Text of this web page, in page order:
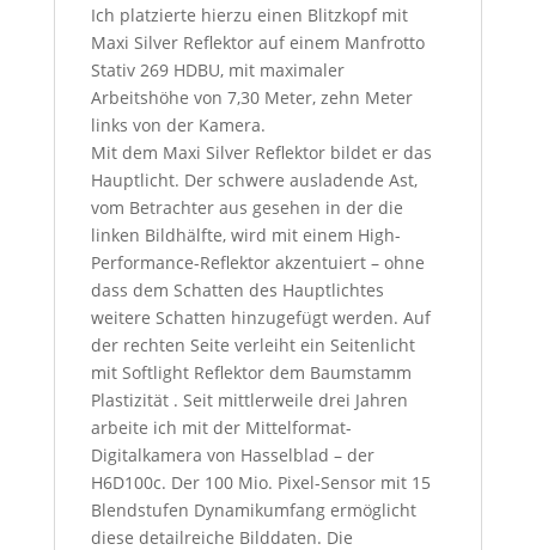
Ich platzierte hierzu einen Blitzkopf mit
Maxi Silver Reflektor auf einem Manfrotto
Stativ 269 HDBU, mit maximaler
Arbeitshöhe von 7,30 Meter, zehn Meter
links von der Kamera.
Mit dem Maxi Silver Reflektor bildet er das
Hauptlicht. Der schwere ausladende Ast,
vom Betrachter aus gesehen in der die
linken Bildhälfte, wird mit einem High-
Performance-Reflektor akzentuiert – ohne
dass dem Schatten des Hauptlichtes
weitere Schatten hinzugefügt werden. Auf
der rechten Seite verleiht ein Seitenlicht
mit Softlight Reflektor dem Baumstamm
Plastizität . Seit mittlerweile drei Jahren
arbeite ich mit der Mittelformat-
Digitalkamera von Hasselblad – der
H6D100c. Der 100 Mio. Pixel-Sensor mit 15
Blendstufen Dynamikumfang ermöglicht
diese detailreiche Bilddaten. Die